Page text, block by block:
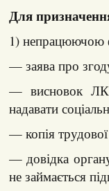
Для
1) непрацюючою
— заява про
— висновок
надавати
— копія
— довідка
не займається